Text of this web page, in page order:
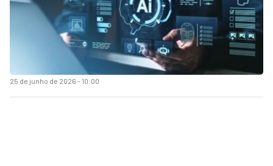
25 de junho de 2026 - 10:00